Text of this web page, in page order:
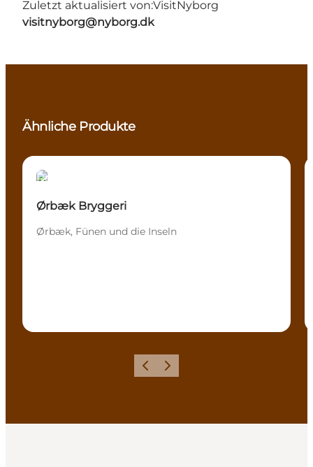
Zuletzt aktualisiert von:VisitNyborg
visitnyborg@nyborg.dk
Ähnliche Produkte
Restaurants
Ørbæk Bryggeri
Ørbæk, Fünen und die Inseln
ZurückWeiter